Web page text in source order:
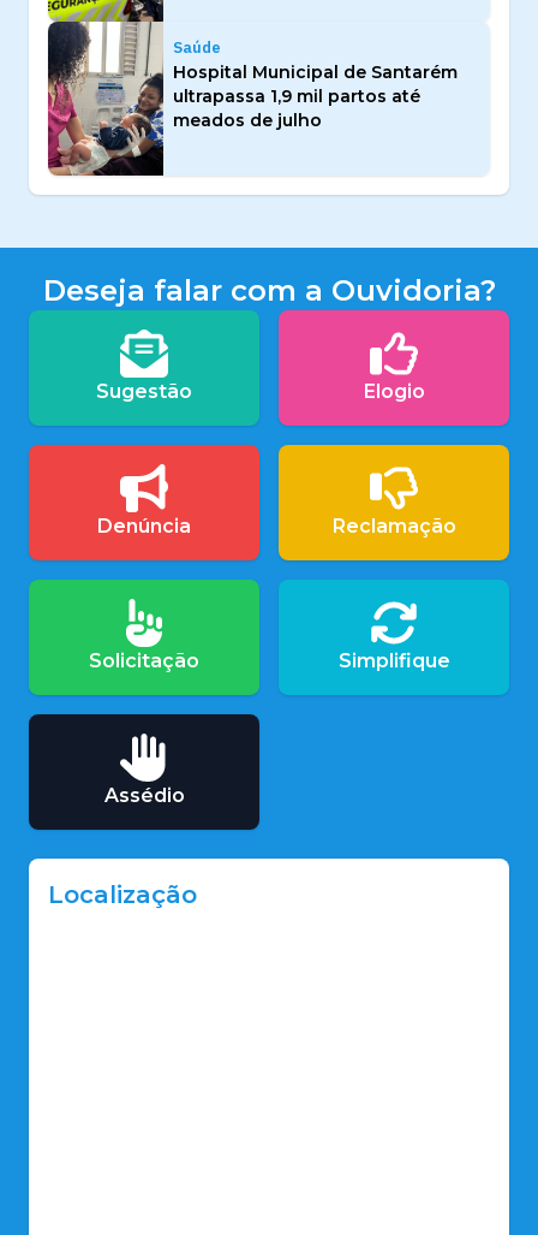
Saúde
Hospital Municipal de Santarém
ultrapassa 1,9 mil partos até
meados de julho
Deseja falar com a Ouvidoria?
Sugestão Elogio
Denúncia Reclamação
Solicitação Simplifique
Assédio
Localização